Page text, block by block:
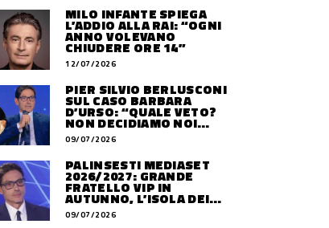
MILO INFANTE SPIEGA
L’ADDIO ALLA RAI: “OGNI
ANNO VOLEVANO
CHIUDERE ORE 14”
12/07/2026
PIER SILVIO BERLUSCONI
SUL CASO BARBARA
D’URSO: “QUALE VETO?
NON DECIDIAMO NOI
DOVE LAVORERÀ”
09/07/2026
PALINSESTI MEDIASET
2026/2027: GRANDE
FRATELLO VIP IN
AUTUNNO, L’ISOLA DEI
FAMOSI SLITTA AL 2027
09/07/2026